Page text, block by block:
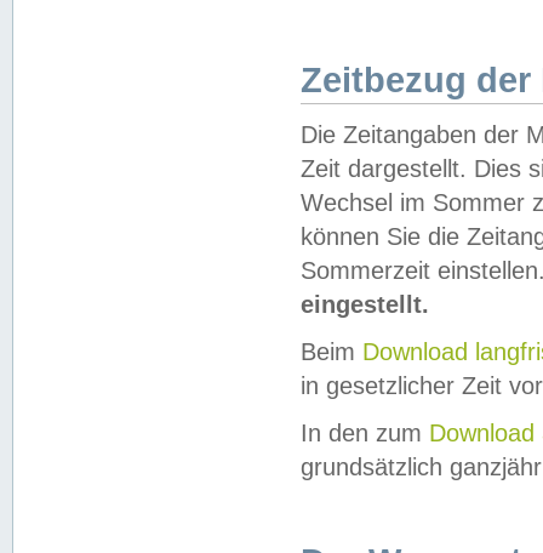
Zeitbezug der
Die Zeitangaben der
Zeit dargestellt. Dies
Wechsel im Sommer
können Sie die
Sommerzeit
eingestellt.
Beim Download
in gesetzlicher Zeit
In den zum Download
grundsätzlich